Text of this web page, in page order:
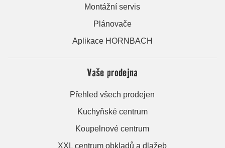
Montážní servis
Plánovače
Aplikace HORNBACH
Vaše prodejna
Přehled všech prodejen
Kuchyňské centrum
Koupelnové centrum
XXL centrum obkladů a dlažeb